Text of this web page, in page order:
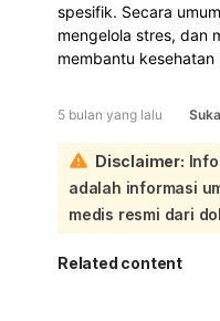
spesifik. Secara
mengelola stres, dan
membantu kesehatan
5 bulan yang lalu Suka
Disclaimer:
adalah informasi
medis resmi dari
Related content